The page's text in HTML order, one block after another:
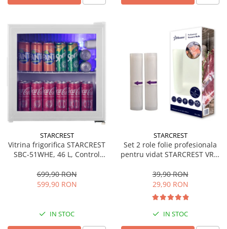
STARCREST
Vitrina frigorifica STARCREST
SBC-51WHE, 46 L, Control
48.8 cm, Alb
699,90 RON
599,90 RON
IN STOC
STARCREST
Set 2 role folie profesionala
pentru vidat STARCREST VRL-
reutilizabile, sous vide,
lavabile in masina de spalat,
fara BPA, transparent
39,90 RON
29,90 RON
IN STOC